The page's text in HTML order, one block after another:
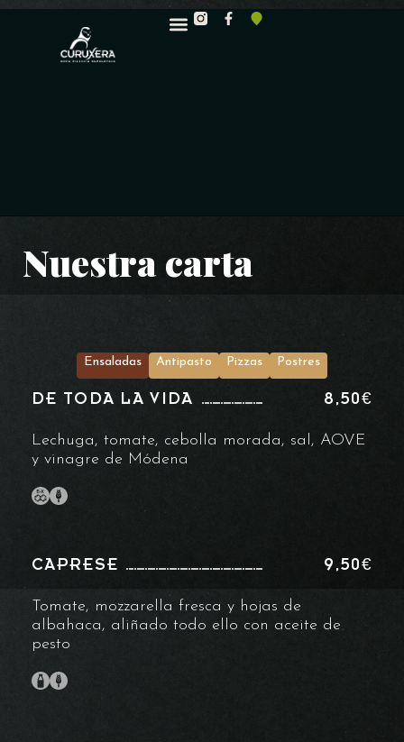
Nuestra carta
Ensaladas Antipasto Pizzas Postres
DE TODA LA VIDA 8,50€
Lechuga, tomate, cebolla morada, sal, AOVE
y vinagre de Módena
CAPRESE 9,50€
Tomate, mozzarella fresca y hojas de
albahaca, aliñado todo ello con aceite de
pesto